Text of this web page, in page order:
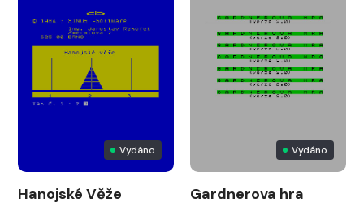
Vydáno
Hanojské Věže
Vydáno
Gardnerova hra